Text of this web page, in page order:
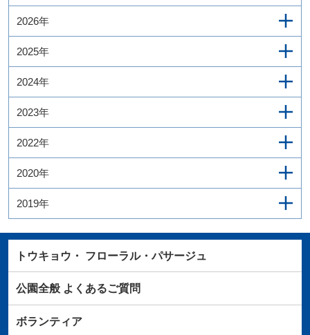
2026年
2025年
2024年
2023年
2022年
2020年
2019年
トウキョウ・ フローラル・パサージュ
公園全般よくあるご質問
ボランティア